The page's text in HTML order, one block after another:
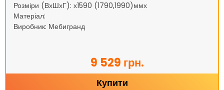
Розміри (ВхШхГ): х1590 (1790,1990)ммх
Матеріал:
Виробник: Мебигранд
9 529 грн.
Купити